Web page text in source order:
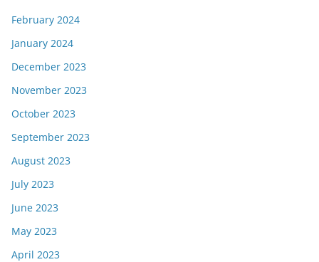
February 2024
January 2024
December 2023
November 2023
October 2023
September 2023
August 2023
July 2023
June 2023
May 2023
April 2023